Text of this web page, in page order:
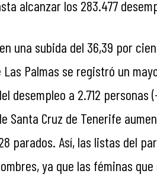
alcanzar los 283.477
una subida del 36,39 por
Palmas se registró un
desempleo a 2.712 personas
Santa Cruz de Tenerife
parados. Así, las listas del
ya que las féminas